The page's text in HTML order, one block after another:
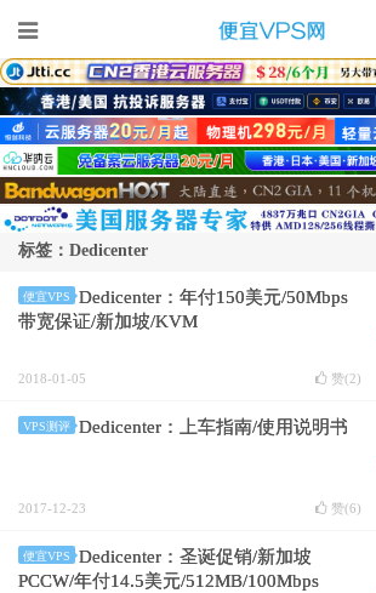
标签：Dedicenter
便宜VPS
Dedicenter：年付150美元/50Mbps
带宽保证/新加坡/KVM
2018-01-05 赞(2)
VPS测评 Dedicenter：上车指南/使用说明书
2017-12-23 赞(6)
便宜VPS
Dedicenter：圣诞促销/新加坡
PCCW/年付14.5美元/512MB/100Mbps